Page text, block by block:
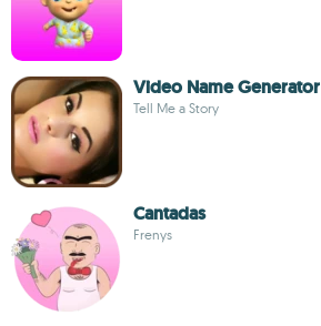
Video Name Generator
Tell Me a Story
Cantadas
Frenys